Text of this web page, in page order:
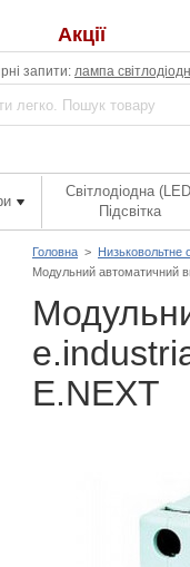
Акції
запити: лампа
Світлодіодна
Підсвітка
Головна > Низьковольтне
Модульний автоматичний
E.NEXT